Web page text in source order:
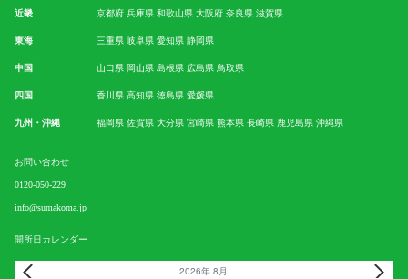
近畿 京都府 兵庫県 和歌山県 大阪府 奈良県 滋賀県
東海 三重県 岐阜県 愛知県 静岡県
中国 山口県 岡山県 島根県 広島県 鳥取県
四国 香川県 高知県 徳島県 愛媛県
九州・沖縄 福岡県 佐賀県 大分県 宮崎県 熊本県 長崎県 鹿児島県 沖縄県
お問い合わせ
0120-050-229
info@sumakoma.jp
開所日カレンダー
2026年 8月